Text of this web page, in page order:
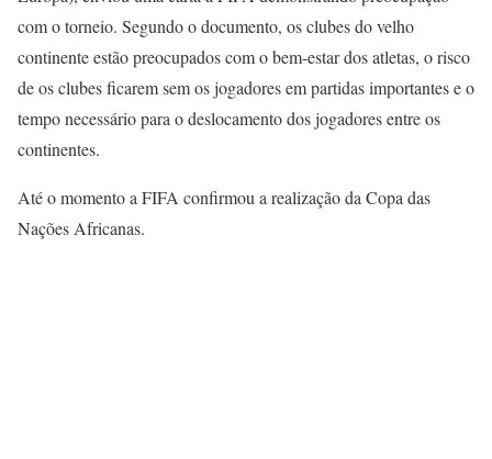
com o torneio. Segundo o documento, os clubes do velho
continente estão preocupados com o bem-estar dos atletas, o risco
de os clubes ficarem sem os jogadores em partidas importantes e o
tempo necessário para o deslocamento dos jogadores entre os
continentes.
Até o momento a FIFA confirmou a realização da Copa das
Nações Africanas.